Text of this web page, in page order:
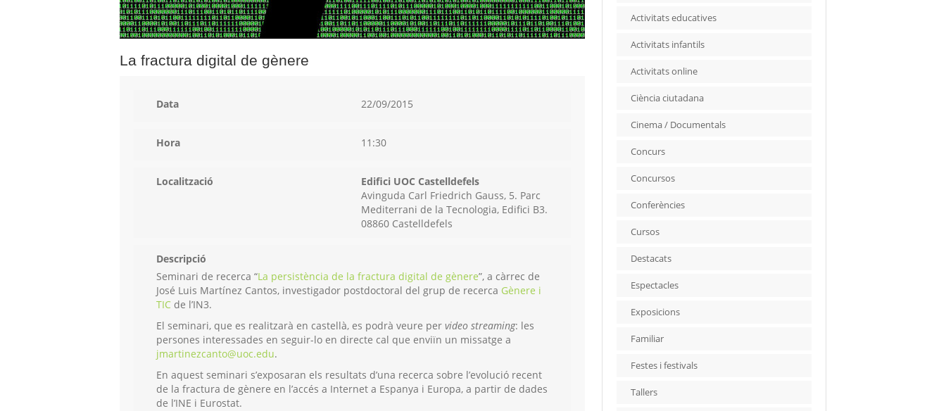
La fractura digital de gènere
Data 22/09/2015
Hora 11:30
Localització
Edifici UOC Castelldefels
Avinguda Carl Friedrich Gauss, 5. Parc
Mediterrani de la Tecnologia, Edifici B3.
08860 Castelldefels
Descripció
Seminari de recerca “La persistència de la fractura digital de gènere”, a càrrec de
José Luis Martínez Cantos, investigador postdoctoral del grup de recerca Gènere i
TIC de l’IN3.
El seminari, que es realitzarà en castellà, es podrà veure per video streaming: les
persones interessades en seguir-lo en directe cal que enviïn un missatge a
jmartinezcanto@uoc.edu.
En aquest seminari s’exposaran els resultats d’una recerca sobre l’evolució recent
de la fractura de gènere en l’accés a Internet a Espanya i Europa, a partir de dades
de l’INE i Eurostat.
Activitats educatives
Activitats infantils
Activitats online
Ciència ciutadana
Cinema / Documentals
Concurs
Concursos
Conferències
Cursos
Destacats
Espectacles
Exposicions
Familiar
Festes i festivals
Tallers